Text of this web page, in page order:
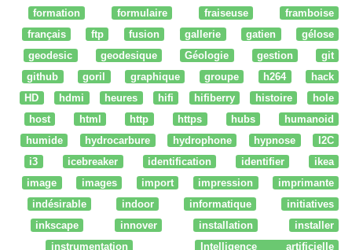
formation
formulaire fraiseuse
framboise
français
ftp fusion gallerie gatien
gélose
geodesic
geodesique Géologie gestion
git
github
goril graphique groupe h264
hack
HD
hdmi heures hifi hifiberry histoire
hole
host
html http https hubs
humanoid
humide
hydrocarbure hydrophone hypnose
I2C
i3
icebreaker identification identifier
ikea
image
images import impression
imprimante
indésirable
indoor informatique
initiatives
inkscape
innover installation
installer
instrumentation
Intelligence artificielle